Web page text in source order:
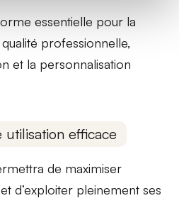
essentielle pour la
professionnelle,
et la personnalisation
efficace
de maximiser
d’exploiter pleinement ses